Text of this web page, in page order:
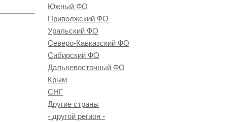
Южный ФО
Приволжский ФО
Уральский ФО
Северо-Кавказский ФО
Сибирский ФО
Дальневосточный ФО
Крым
СНГ
Другие страны
- другой регион -